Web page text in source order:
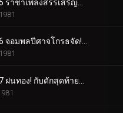
ตอนที่ 46 จอมพลปีศาจโกรธจัด! แปลงร่าง วิล-โอ-เดอะ-วิสป์! เจ้าหญิง!!